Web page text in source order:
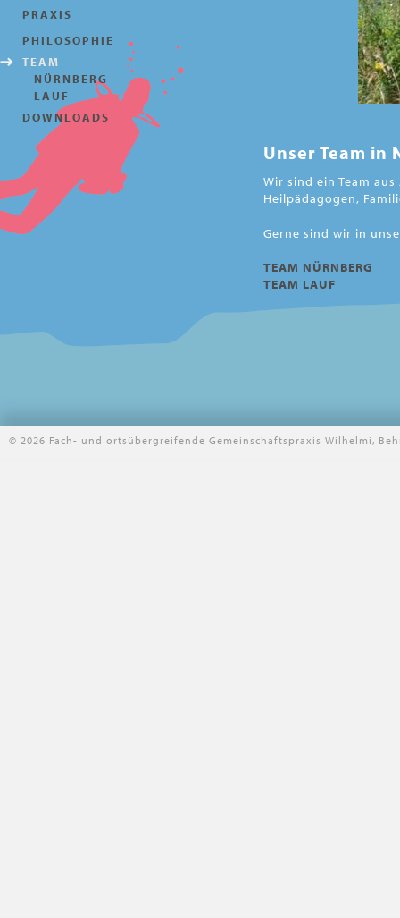
PRAXIS
PHILOSOPHIE
TEAM
NÜRNBERG
LAUF
DOWNLOADS
Unser Team in
Wir sind ein Team
Heilpädagogen,
Gerne sind wir in
TEAM NÜRNBERG
TEAM LAUF
© 2026 Fach- und ortsübergreifende Gemeinschaftspraxis Wilhelmi,